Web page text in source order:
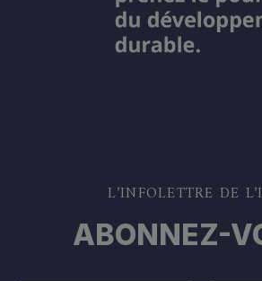
L’INFOLETTRE DE
ABONNEZ-